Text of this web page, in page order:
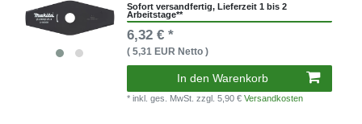
Sofort versandfertig, Lieferzeit 1 bis 2
Arbeitstage**
6,32 € *
( 5,31 EUR Netto )
In den Warenkorb
* inkl. ges. MwSt.zzgl. 5,90 €Versandkosten